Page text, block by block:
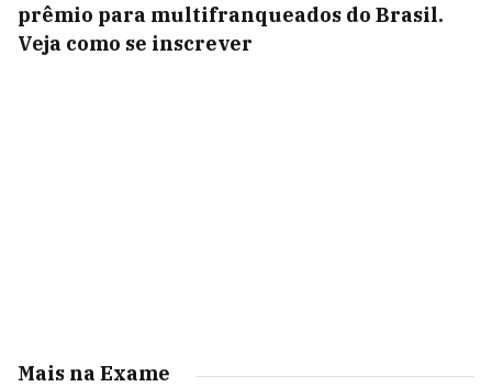
prêmio para multifranqueados do Brasil.
Veja como se inscrever
Mais na Exame